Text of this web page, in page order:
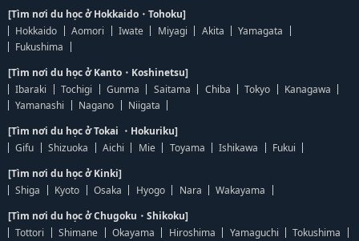
[Tìm nơi du học ở Hokkaido・Tohoku]
Hokkaido
Aomori Iwate Miyagi Akita
Yamagata
Fukushima
[Tìm nơi du học ở Kanto・Koshinetsu]
Ibaraki
Tochigi Gunma Saitama Chiba Tokyo
Kanagawa
Yamanashi
Nagano
Niigata
[Tìm nơi du học ở Tokai ・Hokuriku]
Gifu
Shizuoka Aichi Mie Toyama Ishikawa
Fukui
[Tìm nơi du học ở Kinki]
Shiga
Kyoto Osaka Hyogo Nara
Wakayama
[Tìm nơi du học ở Chugoku・Shikoku]
Tottori
Shimane Okayama Hiroshima Yamaguchi
Tokushima